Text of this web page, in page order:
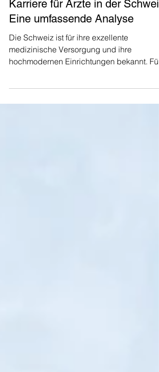
Auswandern Schweiz
Karriere für Ärzte in der
Eine umfassende Analyse
medizinische Versorgung und ihre
hochmodernen Einrichtungen bekannt. Für